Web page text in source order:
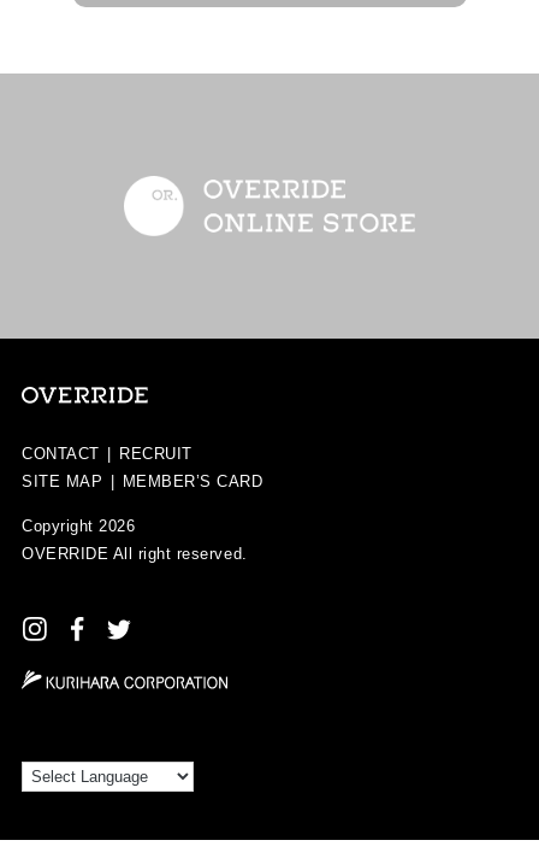
CONTACT
RECRUIT
SITE MAP
MEMBER’S CARD
Copyright 2026
OVERRIDE All right reserved.